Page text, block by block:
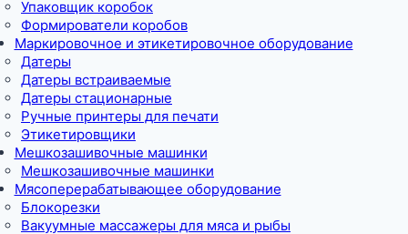
Упаковщик коробок
Формирователи коробов
Маркировочное и этикетировочное оборудование
Датеры
Датеры встраиваемые
Датеры стационарные
Ручные принтеры для печати
Этикетировщики
Мешкозашивочные машинки
Мешкозашивочные машинки
Мясоперерабатывающее оборудование
Блокорезки
Вакуумные массажеры для мяса и рыбы